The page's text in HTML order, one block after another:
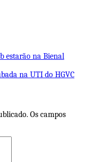
estarão na Bienal
na UTI do HGVC
Os campos